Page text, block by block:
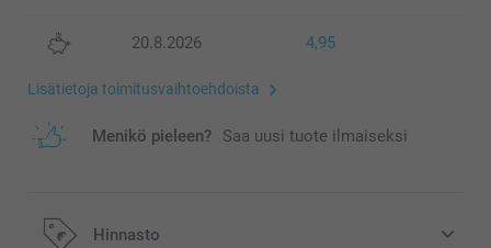
20.8.2026 4,95
Lisätietoja toimitusvaihtoehdoista
Menikö pieleen? Saa uusi tuote ilmaiseksi
Hinnasto